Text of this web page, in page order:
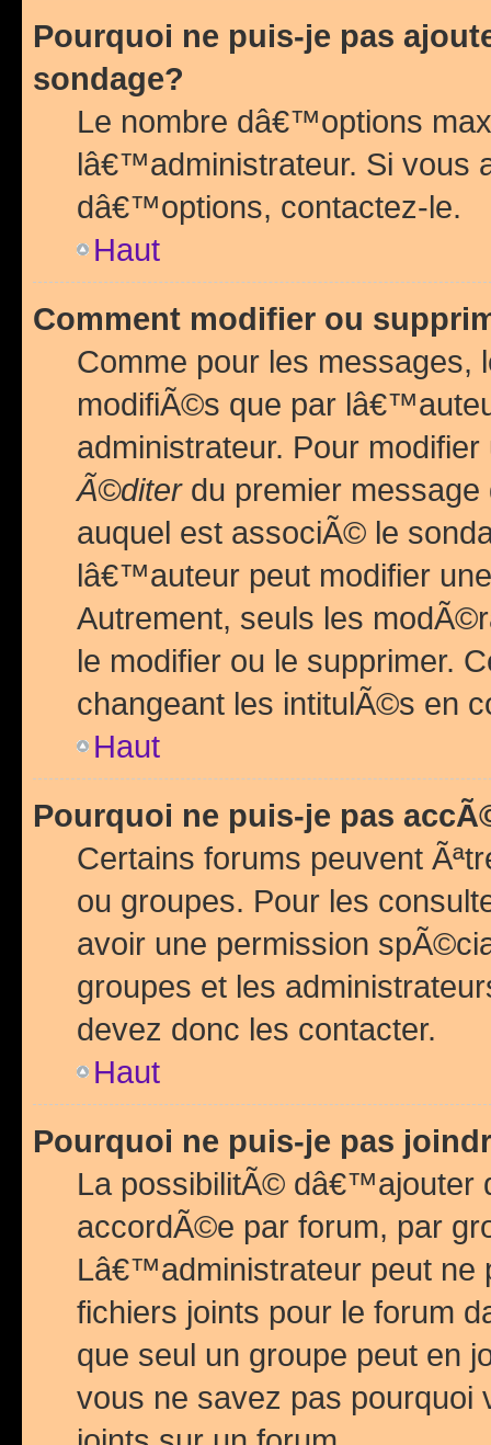
Pourquoi ne puis-je pas
sondage?
Le nombre dâ€™options
lâ€™administrateur. Si vous
dâ€™options, contactez-le.
Haut
Comment modifier ou
Comme pour les messages,
modifiÃ©s que par
administrateur. Pour
Ã©diterdu premier
auquel est associÃ© le
lâ€™auteur peut modifier
Autrement, seuls les
le modifier ou le supprimer.
changeant les intitulÃ©s en
Haut
Pourquoi ne puis-je pas
Certains forums peuvent
ou groupes. Pour les
avoir une permission
groupes et les
devez donc les contacter.
Haut
Pourquoi ne puis-je pas
La possibilitÃ© dâ€™ajouter
accordÃ©e par forum, par
Lâ€™administrateur peut
fichiers joints pour le forum
que seul un groupe peut en
vous ne savez pas pourquoi